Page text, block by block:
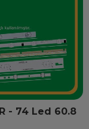
- 74 Led 60.8